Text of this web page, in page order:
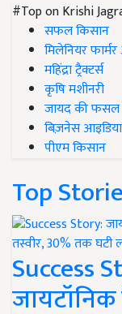
#Top on Krishi
सफल किसान
मिलेनियर
महिंद्रा ट्रैक्टर्स
कृषि मशीनरी
जायद की फसल
बिज़नेस
पीएम किसान
Top
Success